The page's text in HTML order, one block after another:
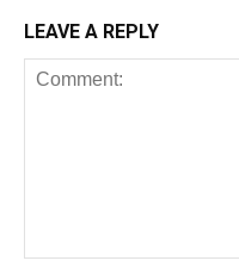
LEAVE A REPLY